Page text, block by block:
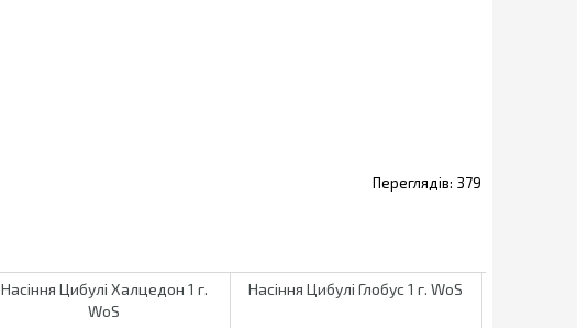
379
Насіння Цибулі Халцедон 1 г.
WoS
Насіння Цибулі Глобус 1 г. WoS